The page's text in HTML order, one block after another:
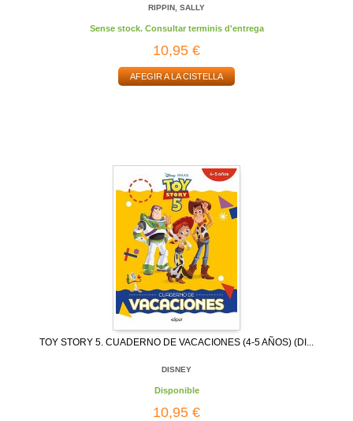
RIPPIN, SALLY
Sense stock. Consultar terminis d'entrega
10,95 €
AFEGIR A LA CISTELLA
TOY STORY 5. CUADERNO DE VACACIONES (4-5 AÑOS) (DI...
DISNEY
Disponible
10,95 €